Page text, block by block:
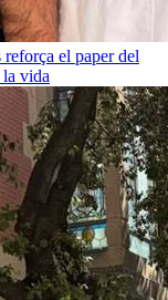
el paper del
vida